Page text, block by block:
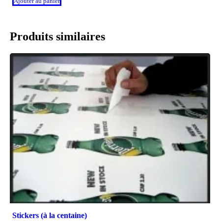
Produits similaires
Stickers (à la centaine)